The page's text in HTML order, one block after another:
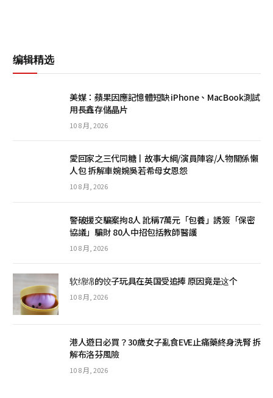
编辑精选
美媒：蘋果因應記憶體短缺 iPhone、MacBook測試
用長鑫存儲晶片
10 8 月, 2026
愛回家之三代同糖丨故事大綱/演員陣容/人物關係懶
人包 拆解車婉婉吳若希母女恩怨
10 8 月, 2026
警破援交騙案拘8人 訛稱7萬元「包養」誘簽「保密
協議」騙財 80人中招包括教師醫護
10 8 月, 2026
软绵绵的饺子玩具在英国受追捧 原因竟是这个
10 8 月, 2026
港人遊日必買？30歲女子亂食EVE止痛藥終身洗腎 拆
解布洛芬風險
10 8 月, 2026